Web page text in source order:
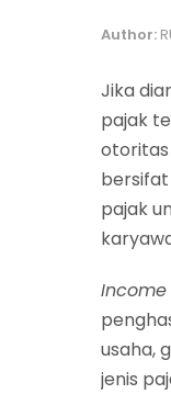
Author:
Jika
pajak
otoritas
pajak
usaha,
jenis